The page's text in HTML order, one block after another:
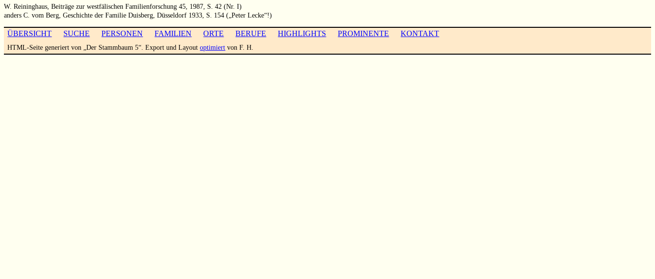
W. Reininghaus, Beiträge zur westfälischen Familienforschung 45, 1987, S. 42 (Nr. I)
anders C. vom Berg, Geschichte der Familie Duisberg, Düsseldorf 1933, S. 154 („Peter Lecke“!)
ÜBERSICHT SUCHE PERSONEN FAMILIEN ORTE BERUFE HIGHLIGHTS PROMINENTE KONTAKT
HTML-Seite generiert von „Der Stammbaum 5“. Export und Layoutoptimiert von F. H.